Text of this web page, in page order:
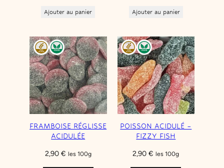
Ajouter au panier Ajouter au panier
FRAMBOISE RÉGLISSE
ACIDULÉE
2,90 € les 100g
POISSON ACIDULÉ –
FIZZY FISH
2,90€ les 100g